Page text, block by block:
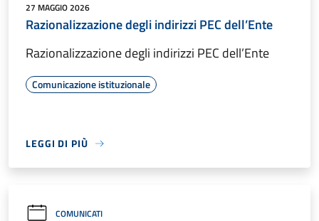
27 MAGGIO 2026
Razionalizzazione degli indirizzi PEC dell’Ente
Razionalizzazione degli indirizzi PEC dell’Ente
Comunicazione istituzionale
LEGGI DI PIÙ
COMUNICATI